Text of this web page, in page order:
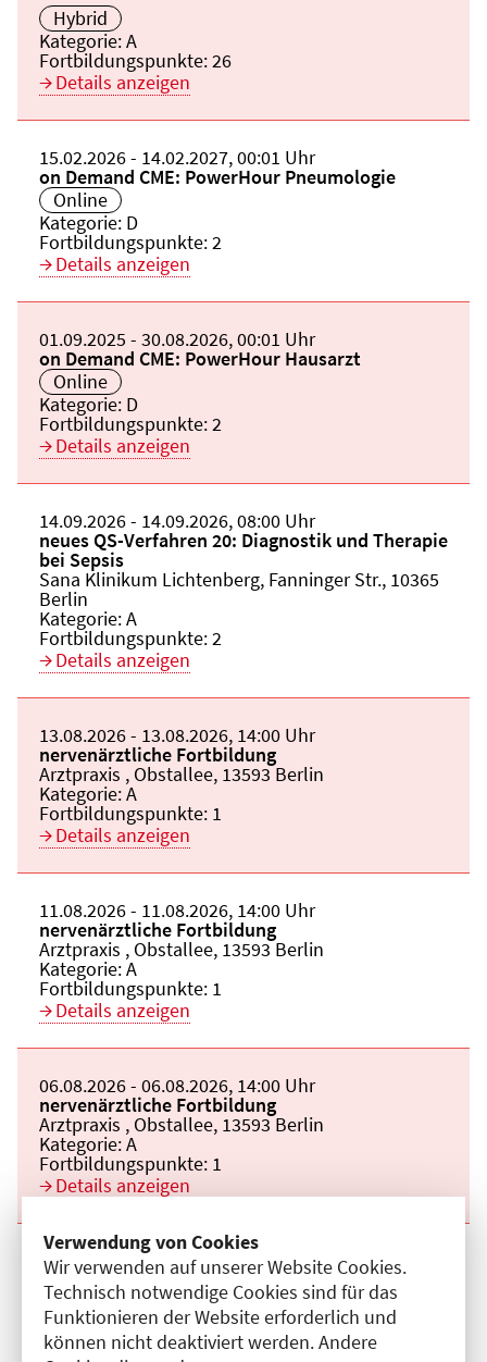
Verwendung von Cookies
Wir verwenden auf unserer Website Cookies.
Technisch notwendige Cookies sind für das
Funktionieren der Website erforderlich und
können nicht deaktiviert werden. Andere
Hybrid
Kategorie:A
Fortbildungspunkte:26
Details anzeigen
Beginn:
15.02.2026Ende und Anfangszeit:
- 14.02.2027,00:01 Uhr
Veranstaltungstitel:
on Demand CME: PowerHour Pneumologie
Veranstaltungsort:
Online
Kategorie: D
Fortbildungspunkte:2
Details anzeigen
Beginn:
01.09.2025 Ende und Anfangszeit:
- 30.08.2026,00:01 Uhr
Veranstaltungstitel:
on Demand CME: PowerHour Hausarzt
Veranstaltungsort:
Online
Kategorie: D
Fortbildungspunkte:2
Details anzeigen
Beginn:
14.09.2026Ende und Anfangszeit:
- 14.09.2026,08:00 Uhr
Veranstaltungstitel:
neues QS-Verfahren 20: Diagnostik und Therapie
bei Sepsis
Veranstaltungsort:
Sana Klinikum Lichtenberg, Fanninger Str., 10365
Berlin
Kategorie:A
Fortbildungspunkte:2
Details anzeigen
Beginn:
13.08.2026Ende und Anfangszeit:
- 13.08.2026, 14:00 Uhr
Veranstaltungstitel:
nervenärztliche Fortbildung
Veranstaltungsort:
Arztpraxis , Obstallee, 13593 Berlin
Kategorie:A
Fortbildungspunkte: 1
Details anzeigen
Beginn:
11.08.2026Ende und Anfangszeit:
- 11.08.2026, 14:00 Uhr
Veranstaltungstitel:
nervenärztliche Fortbildung
Veranstaltungsort:
Arztpraxis , Obstallee, 13593 Berlin
Kategorie:A
Fortbildungspunkte: 1
Details anzeigen
Beginn:
06.08.2026Ende und Anfangszeit:
- 06.08.2026, 14:00 Uhr
Veranstaltungstitel:
nervenärztliche Fortbildung
Veranstaltungsort:
Arztpraxis , Obstallee, 13593 Berlin
Kategorie:A
Fortbildungspunkte: 1
Details anzeigen
Beginn:
27.08.2026Ende und Anfangszeit:
-27.08.2026,14:00 Uhr
Veranstaltungstitel:
nervenärztliche Fortbildung
Veranstaltungsort:
Arztpraxis , Obstallee, 13593 Berlin
Kategorie:A
Fortbildungspunkte:1